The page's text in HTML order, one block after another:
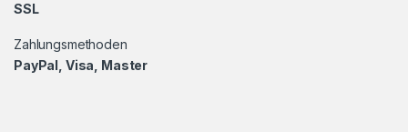
SSL
Zahlungsmethoden
PayPal, Visa, Master